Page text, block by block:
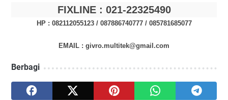
FIXLINE : 021-22325490
HP : 082112055123 / 087886740777 / 085781685077
EMAIL : givro.multitek@gmail.com
Berbagi